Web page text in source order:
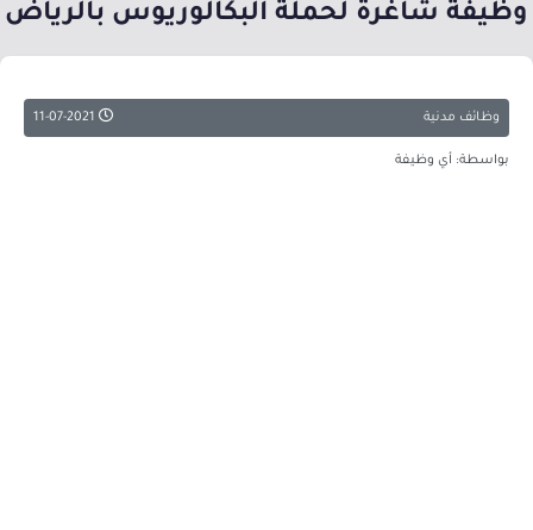
وظيفة شاغرة لحملة البكالوريوس بالرياض
وظائف مدنية
بواسطة: أي وظيفة